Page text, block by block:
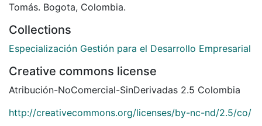
Tomás. Bogota, Colombia.
Collections
Especialización Gestión para el Desarrollo Empresarial
Creative commons license
Atribución-NoComercial-SinDerivadas 2.5 Colombia
http://creativecommons.org/licenses/by-nc-nd/2.5/co/